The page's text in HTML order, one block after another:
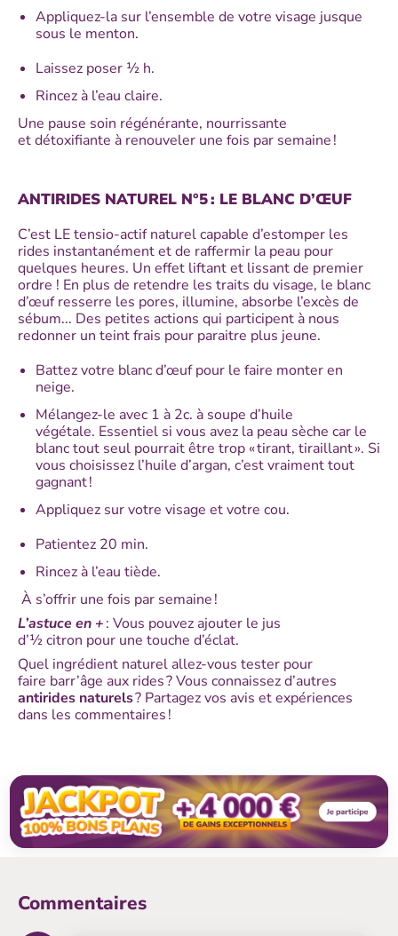
Appliquez-la sur l’ensemble de votre visage jusque
sous le menton.
Laissez poser ½ h.
Rincez à l’eau claire.
Une pause soin régénérante, nourrissante
et détoxifiante à renouveler une fois par semaine !
ANTIRIDES NATUREL N°5 : LE BLANC D’ŒUF
C’est LE tensio-actif naturel capable d’estomper les
rides instantanément et de raffermir la peau pour
quelques heures. Un effet liftant et lissant de premier
ordre ! En plus de retendre les traits du visage, le blanc
d’œuf resserre les pores, illumine, absorbe l’excès de
sébum... Des petites actions qui participent à nous
redonner un teint frais pour paraitre plus jeune.
Battez votre blanc d’œuf pour le faire monter en
neige.
Mélangez-le avec 1 à 2c. à soupe d’huile
végétale. Essentiel si vous avez la peau sèche car le
blanc tout seul pourrait être trop « tirant, tiraillant ». Si
vous choisissez l’huile d’argan, c’est vraiment tout
gagnant !
Appliquez sur votre visage et votre cou.
Patientez 20 min.
Rincez à l’eau tiède.
À s’offrir une fois par semaine !
L’astuce en +: Vous pouvez ajouter le jus
d’½ citron pour une touche d’éclat.
Quel ingrédient naturel allez-vous tester pour
faire barr’âge aux rides ? Vous connaissez d’autres
antirides naturels? Partagez vos avis et expériences
dans les commentaires !
Commentaires